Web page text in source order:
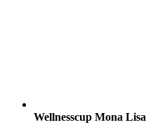
Wellnesscup Mona Lisa